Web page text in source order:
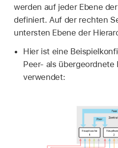
werden auf jeder Ebene
definiert. Auf der rechten
untersten Ebene der
Hier ist eine
Peer- als übergeordnete
verwendet: